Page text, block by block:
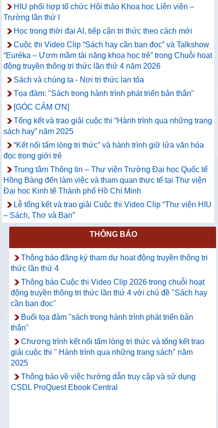
HIU phối hợp tổ chức Hội thảo Khoa học Liên viện –
Trường lần thứ I
Học trong thời đại AI, tiếp cận tri thức theo cách mới
Cuộc thi Video Clip “Sách hay cần bạn đọc” và Talkshow
“Euréka – Ươm mầm tài năng khoa học trẻ” trong Chuỗi hoạt
động truyền thông tri thức lần thứ 4 năm 2026
Sách và chúng ta - Nơi tri thức lan tỏa
Tọa đàm: "Sách trong hành trình phát triển bản thân"
[GÓC CẢM ƠN]
Tổng kết và trao giải cuộc thi “Hành trình qua những trang
sách hay” năm 2025
“Kết nối tấm lòng tri thức” và hành trình giữ lửa văn hóa
đọc trong giới trẻ
Trung tâm Thông tin – Thư viện Trường Đại học Quốc tế
Hồng Bàng đến làm việc và tham quan thực tế tại Thư viện
Đại học Kinh tế Thành phố Hồ Chí Minh
Lễ tổng kết và trao giải Cuộc thi Video Clip “Thư viện HIU
– Sách, Thơ và Bạn”
THÔNG BÁO
Thông báo đăng ký tham dự hoạt động truyền thông tri
thức lần thứ 4
Thông báo Cuộc thi Video Clip 2026 trong chuỗi hoạt
động truyền thông tri thức lần thứ 4 với chủ đề "Sách hay
cần bạn đọc"
Buổi tọa đàm "sách trong hành trình phát triển bản
thân"
Chương trình kết nối tấm lòng tri thức và tổng kết trao
giải cuộc thi " Hành trình qua những trang sách" năm
2025
Thông báo về việc hướng dẫn truy cập và sử dụng
CSDL ProQuest Ebook Central